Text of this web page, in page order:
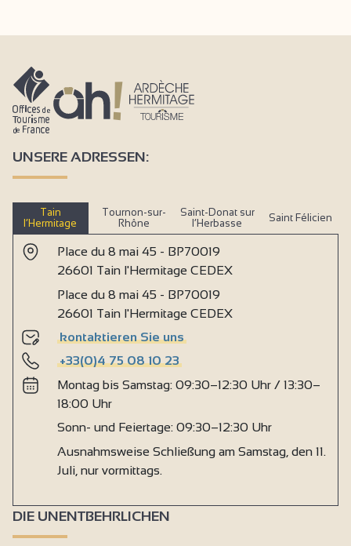
UNSERE ADRESSEN:
Tain
l’Hermitage
Tournon-sur-
Rhône
Saint-Donat sur
l’Herbasse
Saint Félicien
Place du 8 mai 45 - BP70019
26601 Tain l'Hermitage CEDEX
Place du 8 mai 45 - BP70019
26601 Tain l'Hermitage CEDEX
kontaktieren Sie uns
+33(0)4 75 08 10 23
Montag bis Samstag: 09:30–12:30 Uhr / 13:30–
18:00 Uhr
Sonn- und Feiertage: 09:30–12:30 Uhr
Ausnahmsweise Schließung am Samstag, den 11.
Juli, nur vormittags.
DIE UNENTBEHRLICHEN